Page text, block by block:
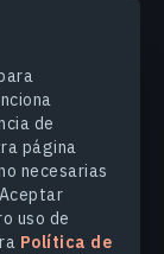
de
página
necesarias
uso de
Política de